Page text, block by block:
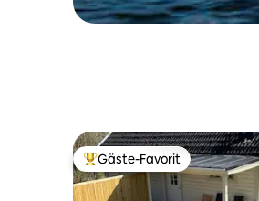
Beliebter Gäste-Favorit.
Gäste-Favorit